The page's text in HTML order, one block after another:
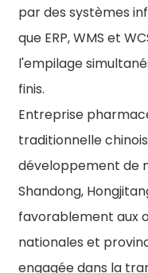
par des systèmes
que ERP, WMS et
l'empilage
finis.
Entreprise
traditionnelle
développement de
Shandong,
favorablement aux
nationales et
engagée dans la